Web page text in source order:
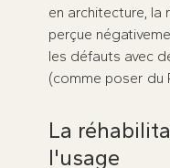
en architecture, la
perçue
les défauts avec
(comme poser du
La
l'usage